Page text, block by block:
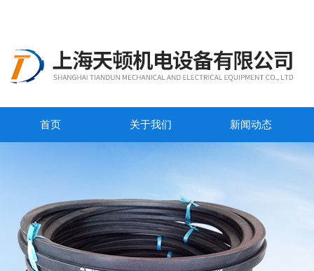
首页 关于我们 新闻动态